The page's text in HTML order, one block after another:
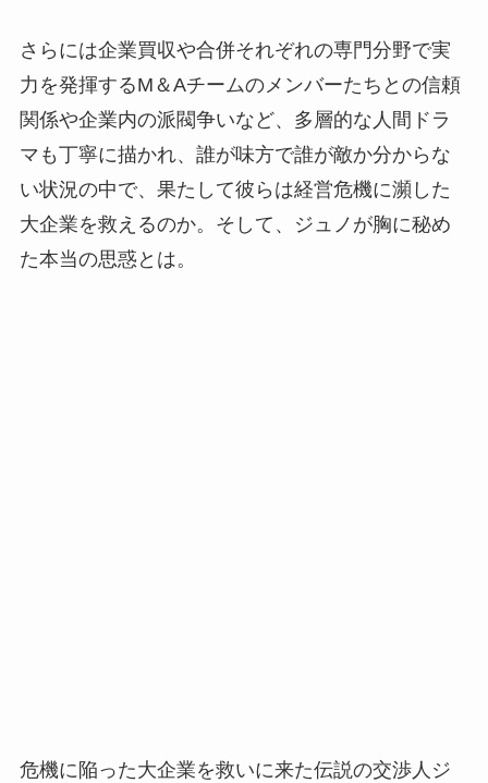
さらには企業買収や合併それぞれの専門分野で実
力を発揮するM＆Aチームのメンバーたちとの信頼
関係や企業内の派閥争いなど、多層的な人間ドラ
マも丁寧に描かれ、誰が味方で誰が敵か分からな
い状況の中で、果たして彼らは経営危機に瀕した
大企業を救えるのか。そして、ジュノが胸に秘め
た本当の思惑とは。
危機に陥った大企業を救いに来た伝説の交渉人ジ